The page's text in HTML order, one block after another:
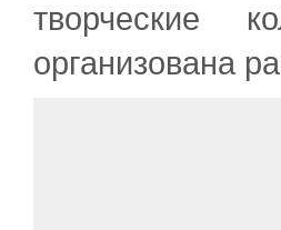
творческие
организована